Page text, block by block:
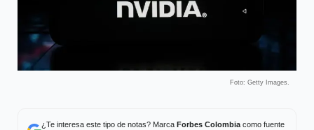
Foto: Getty Images.
¿Te interesa este tipo de notas? Marca Forbes Colombiacomo fuente